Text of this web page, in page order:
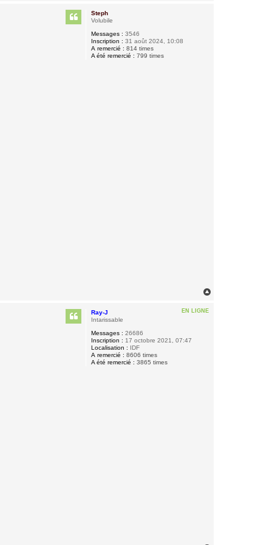
Steph
Volubile
Messages : 3546
Inscription : 31 août 2024, 10:08
A remercié : 814 times
A été remercié : 799 times
EN LIGNE
Ray-J
Intarissable
Messages : 26686
Inscription : 17 octobre 2021, 07:47
Localisation : IDF
A remercié : 8606 times
A été remercié : 3865 times